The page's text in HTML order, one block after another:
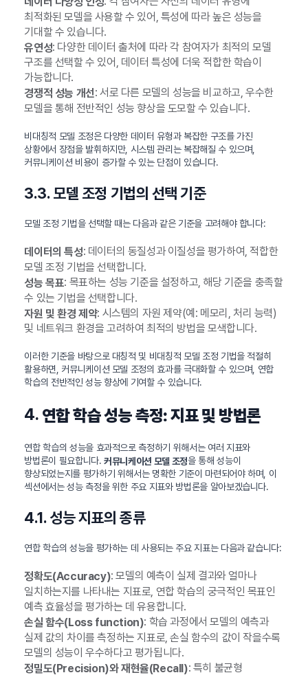
최적화된 모델을 사용할 수 있어, 특성에 따라 높은 성능을
기대할 수 있습니다.
유연성: 다양한 데이터 출처에 따라 각 참여자가 최적의 모델
구조를 선택할 수 있어, 데이터 특성에 더욱 적합한 학습이
가능합니다.
경쟁적 성능 개선: 서로 다른 모델의 성능을 비교하고, 우수한
모델을 통해 전반적인 성능 향상을 도모할 수 있습니다.
비대칭적 모델 조정은 다양한 데이터 유형과 복잡한 구조를 가진
상황에서 장점을 발휘하지만, 시스템 관리는 복잡해질 수 있으며,
커뮤니케이션 비용이 증가할 수 있는 단점이 있습니다.
3.3. 모델 조정 기법의 선택 기준
모델 조정 기법을 선택할 때는 다음과 같은 기준을 고려해야 합니다:
데이터의 특성: 데이터의 동질성과 이질성을 평가하여, 적합한
모델 조정 기법을 선택합니다.
성능 목표: 목표하는 성능 기준을 설정하고, 해당 기준을 충족할
수 있는 기법을 선택합니다.
자원 및 환경 제약: 시스템의 자원 제약(예: 메모리, 처리 능력)
및 네트워크 환경을 고려하여 최적의 방법을 모색합니다.
이러한 기준을 바탕으로 대칭적 및 비대칭적 모델 조정 기법을 적절히
활용하면, 커뮤니케이션 모델 조정의 효과를 극대화할 수 있으며, 연합
학습의 전반적인 성능 향상에 기여할 수 있습니다.
4. 연합 학습 성능 측정: 지표 및 방법론
연합 학습의 성능을 효과적으로 측정하기 위해서는 여러 지표와
방법론이 필요합니다.커뮤니케이션 모델 조정을 통해 성능이
향상되었는지를 평가하기 위해서는 명확한 기준이 마련되어야 하며, 이
섹션에서는 성능 측정을 위한 주요 지표와 방법론을 알아보겠습니다.
4.1. 성능 지표의 종류
연합 학습의 성능을 평가하는 데 사용되는 주요 지표는 다음과 같습니다:
정확도(Accuracy): 모델의 예측이 실제 결과와 얼마나
일치하는지를 나타내는 지표로, 연합 학습의 궁극적인 목표인
예측 효율성을 평가하는 데 유용합니다.
손실 함수(Loss function): 학습 과정에서 모델의 예측과
실제 값의 차이를 측정하는 지표로, 손실 함수의 값이 작을수록
모델의 성능이 우수하다고 평가됩니다.
정밀도(Precision)와 재현율(Recall): 특히 불균형